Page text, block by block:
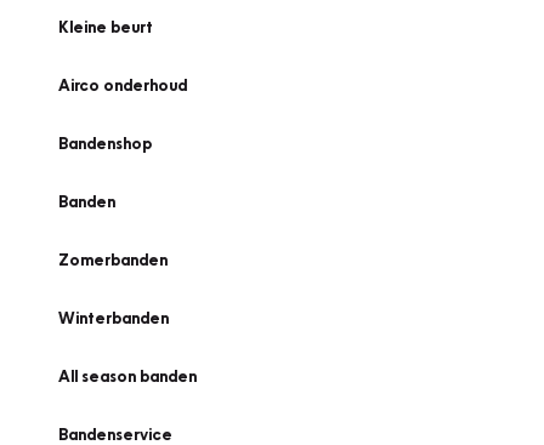
Kleine beurt
Airco onderhoud
Bandenshop
Banden
Zomerbanden
Winterbanden
All season banden
Bandenservice